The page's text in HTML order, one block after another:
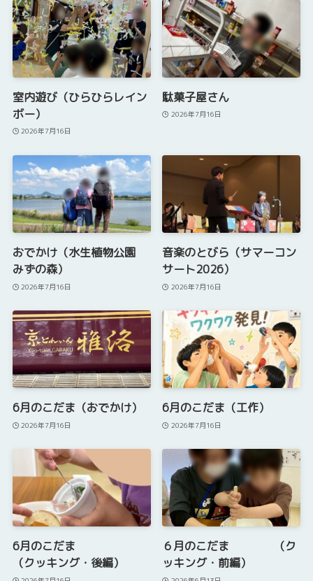
室内遊び（ひらひらレイン
ボー）
2026年7月16日
駄菓子屋さん
2026年7月16日
おでかけ（水生植物公園
みずの森）
2026年7月16日
音楽のとびら（サマーコン
サート2026）
2026年7月16日
6月のこだま（おでかけ）
2026年7月16日
6月のこだま（工作）
2026年7月16日
6月のこだま
（クッキング・後編）
６月のこだま （ク
ッキング・前編）